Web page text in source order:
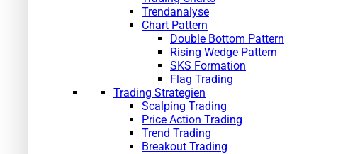
Trendanalyse
Chart Pattern
Double Bottom Pattern
Rising Wedge Pattern
SKS Formation
Flag Trading
Trading Strategien
Scalping Trading
Price Action Trading
Trend Trading
Breakout Trading